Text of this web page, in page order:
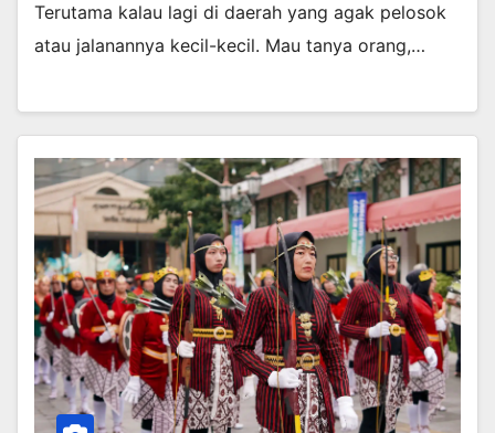
Terutama kalau lagi di daerah yang agak pelosok
atau jalanannya kecil-kecil. Mau tanya orang,…